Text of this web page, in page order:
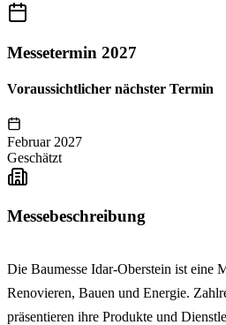
Messetermin 2027
Voraussichtlicher nächster Termin
Februar 2027
Geschätzt
Messebeschreibung
Die Baumesse Idar-Oberstein ist eine
Renovieren, Bauen und Energie.
präsentieren ihre Produkte und